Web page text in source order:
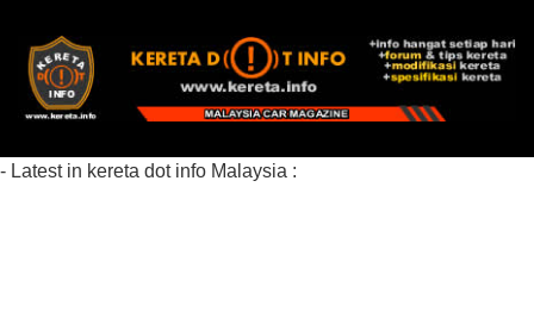
- Latest in kereta dot info Malaysia :